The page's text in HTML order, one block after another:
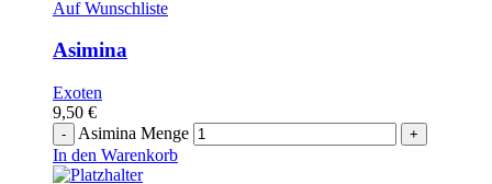
Auf Wunschliste
Asimina
Exoten
9,50 €
Asimina Menge
In den Warenkorb